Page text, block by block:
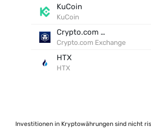
KuCoin
KuCoin
Crypto.com Exchange
Crypto.com Exchange
HTX
HTX
Investitionen in Kryptowährungen sind nicht